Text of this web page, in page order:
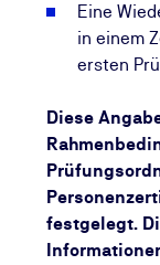
Eine
in einem
ersten
Diese
festgelegt.